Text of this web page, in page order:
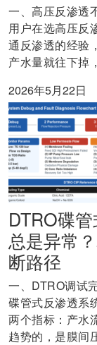
一、高压反渗
用户在选高压反
通反渗透的经验
产水量就往下掉
2026年5月22日
DTRO碟
总是异常
断路径
一、DTRO调试
碟管式反渗透系
两个指标：产水
趋势的，是膜间